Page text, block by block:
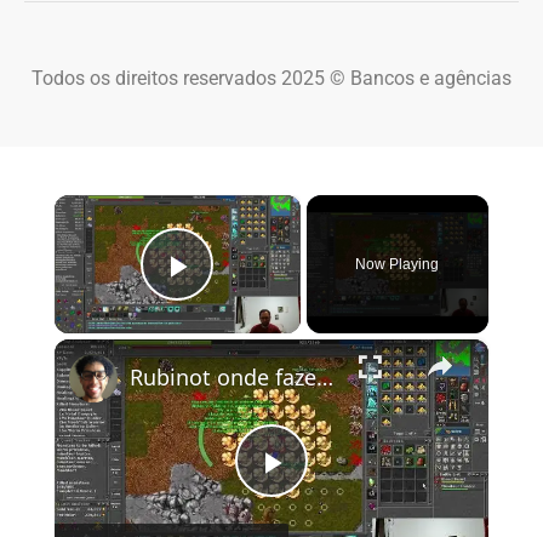
Todos os direitos reservados 2025 © Bancos e agências
×
Play Video
Now Playing
×
Play Video
Rubinot onde fazer a Task de Oramond